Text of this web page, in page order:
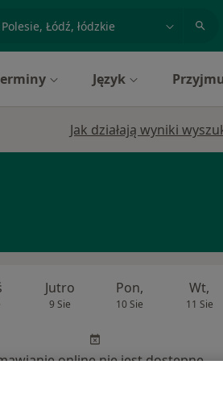
miasto lub dzielnica
Język
Jak działają wyniki
Jutro
9 Sie
Pon,
10 Sie
Wt,
11 Sie
online nie jest dostępne